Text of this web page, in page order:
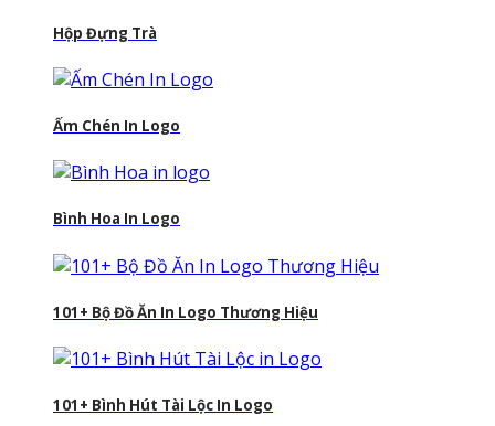
Hộp Đựng Trà
Ấm Chén In Logo
Bình Hoa In Logo
101+ Bộ Đồ Ăn In Logo Thương Hiệu
101+ Bình Hút Tài Lộc In Logo